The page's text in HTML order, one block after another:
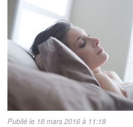
Publié le 18 mars 2016 à 11:18